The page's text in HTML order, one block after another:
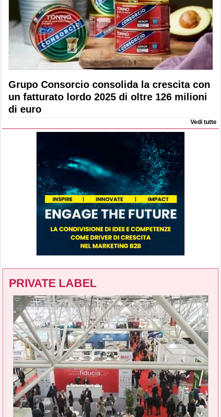
Grupo Consorcio consolida la crescita con
un fatturato lordo 2025 di oltre 126 milioni
di euro
Vedi tutte
PRIVATE LABEL